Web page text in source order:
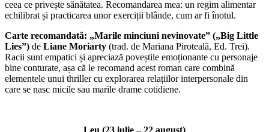
ceea ce privește sănătatea. Recomandarea mea: un regim alimentar
echilibrat și practicarea unor exerciții blânde, cum ar fi înotul.
Carte recomandată: „Marile minciuni nevinovate” („Big Little
Lies”) de Liane Moriarty (trad. de Mariana Piroteală, Ed. Trei).
Racii sunt empatici și apreciază poveștile emoționante cu personaje
bine conturate, așa că le recomand acest roman care combină
elementele unui thriller cu explorarea relațiilor interpersonale din
care se nasc micile sau marile drame cotidiene.
Leu (23 iulie – 22 august)